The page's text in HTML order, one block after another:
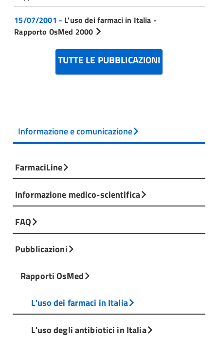
15/07/2001 - L'uso dei farmaci in Italia -
Rapporto OsMed 2000
TUTTE LE PUBBLICAZIONI
Informazione e comunicazione
FarmaciLine
Informazione medico-scientifica
FAQ
Pubblicazioni
Rapporti OsMed
L'uso dei farmaci in Italia
L'uso degli antibiotici in Italia